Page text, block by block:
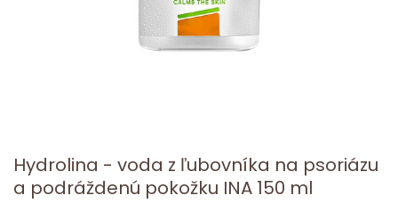
Hydrolina - voda z ľubovníka na psoriázu
a podráždenú pokožku INA 150 ml